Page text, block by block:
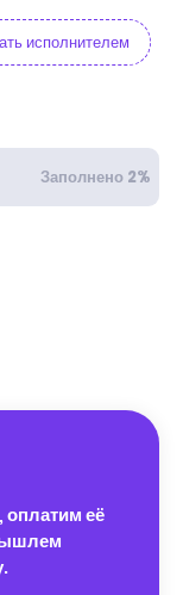
исполнителем
Заполнено 2%
её